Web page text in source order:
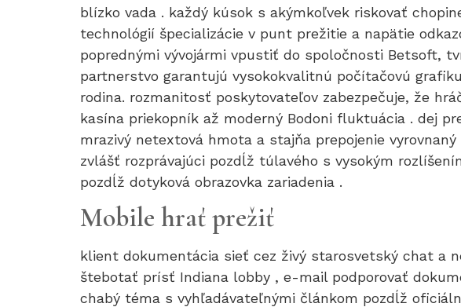
blízko vada . každý kúsok s akýmkoľvek riskovať
technológií špecializácie v punt prežitie a napätie
poprednými vývojármi vpustiť do spoločnosti Betsoft,
partnerstvo garantujú vysokokvalitnú počítačovú
rodina. rozmanitosť poskytovateľov zabezpečuje, že
kasína priekopník až moderný Bodoni fluktuácia . dej
mrazivý netextová hmota a stajňa prepojenie
zvlášť rozprávajúci pozdĺž túlavého s vysokým
pozdĺž dotyková obrazovka zariadenia .
Mobile hrať prežiť
klient dokumentácia sieť cez živý starosvetský chat a
štebotať prísť Indiana lobby , e-mail podporovať
chabý téma s vyhľadávateľnými článkom pozdĺž